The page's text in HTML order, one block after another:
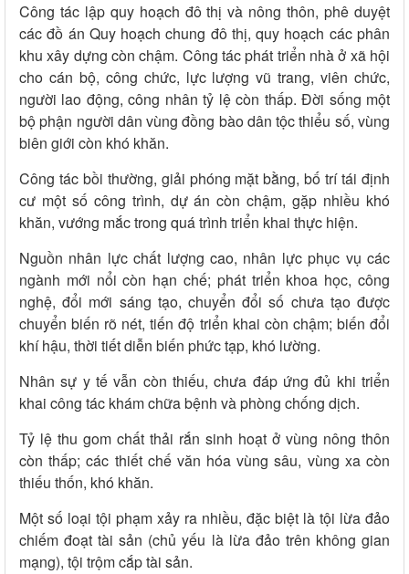
Công tác lập quy hoạch đô thị và nông thôn, phê duyệt
các đồ án Quy hoạch chung đô thị, quy hoạch các phân
khu xây dựng còn chậm. Công tác phát triển nhà ở xã hội
cho cán bộ, công chức, lực lượng vũ trang, viên chức,
người lao động, công nhân tỷ lệ còn thấp. Đời sống một
bộ phận người dân vùng đồng bào dân tộc thiểu số, vùng
biên giới còn khó khăn.
Công tác bồi thường, giải phóng mặt bằng, bố trí tái định
cư một số công trình, dự án còn chậm, gặp nhiều khó
khăn, vướng mắc trong quá trình triển khai thực hiện.
Nguồn nhân lực chất lượng cao, nhân lực phục vụ các
ngành mới nổi còn hạn chế; phát triển khoa học, công
nghệ, đổi mới sáng tạo, chuyển đổi số chưa tạo được
chuyển biến rõ nét, tiến độ triển khai còn chậm; biến đổi
khí hậu, thời tiết diễn biến phức tạp, khó lường.
Nhân sự y tế vẫn còn thiếu, chưa đáp ứng đủ khi triển
khai công tác khám chữa bệnh và phòng chống dịch.
Tỷ lệ thu gom chất thải rắn sinh hoạt ở vùng nông thôn
còn thấp; các thiết chế văn hóa vùng sâu, vùng xa còn
thiếu thốn, khó khăn.
Một số loại tội phạm xảy ra nhiều, đặc biệt là tội lừa đảo
chiếm đoạt tài sản (chủ yếu là lừa đảo trên không gian
mạng), tội trộm cắp tài sản.